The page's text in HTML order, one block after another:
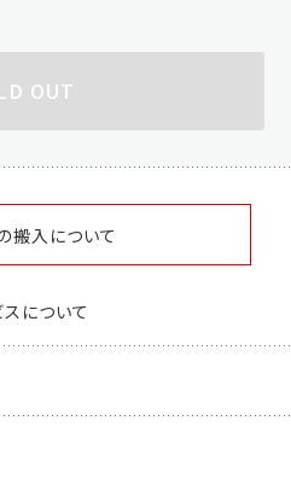
OUT
搬入について
について